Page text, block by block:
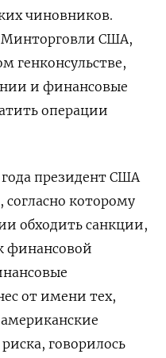
чиновников.
Минторговли США,
генконсульстве,
и финансовые
операции
президент США
которому
обходить санкции,
финансовой
от имени тех,
говорилось